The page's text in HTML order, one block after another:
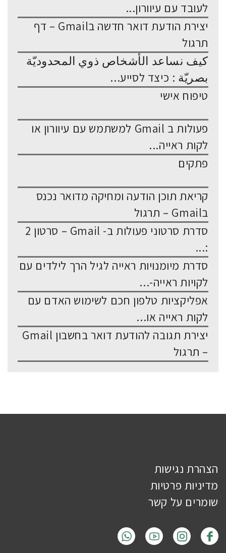
לעובד עם עיוורון...
יצירת הודעת דואר חדשה בGmail – דף
תרגול
كيف نساعد الأشخاص ذوي المحدوديّة
بصريّة : כיצד לסייע...
טיפוח אישי
פעולות ב Gmail למשתמש עם עיוורון או
לקות ראייה...
פתקים
קריאת תוכן הודעה ומחיקה מדואר נכנס
בGmail – תרגול
סדרת סרטוני פעולות ב- Gmail – סרטון 2
:...
סדרת מיומנויות ראייה לגיל הרך לילדים עם
לקויות ראייה-...
אפליקציות טלפון חכם לשימוש האדם עם
לקות ראייה או...
יצירת תגובה להודעת דואר בחשבון Gmail
– תרגול
הצהרת נגישות
מדיניות פרטיות
שומרים על קשר